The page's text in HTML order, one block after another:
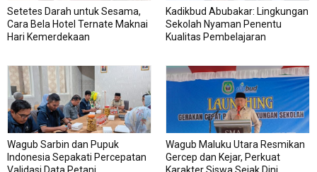
Setetes Darah untuk Sesama,
Cara Bela Hotel Ternate Maknai
Hari Kemerdekaan
Kadikbud Abubakar: Lingkungan
Sekolah Nyaman Penentu
Kualitas Pembelajaran
Wagub Sarbin dan Pupuk
Indonesia Sepakati Percepatan
Wagub Maluku Utara Resmikan
Gercep dan Kejar, Perkuat